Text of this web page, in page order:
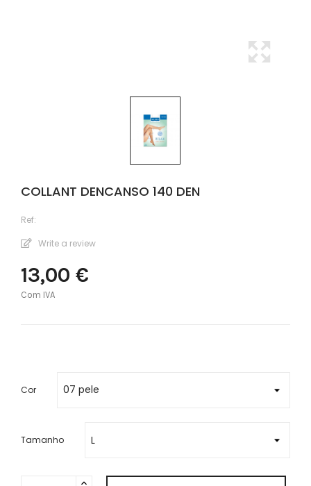
COLLANT DENCANSO 140 DEN
Ref:
Write a review
13,00 €
Com IVA
Cor
Tamanho